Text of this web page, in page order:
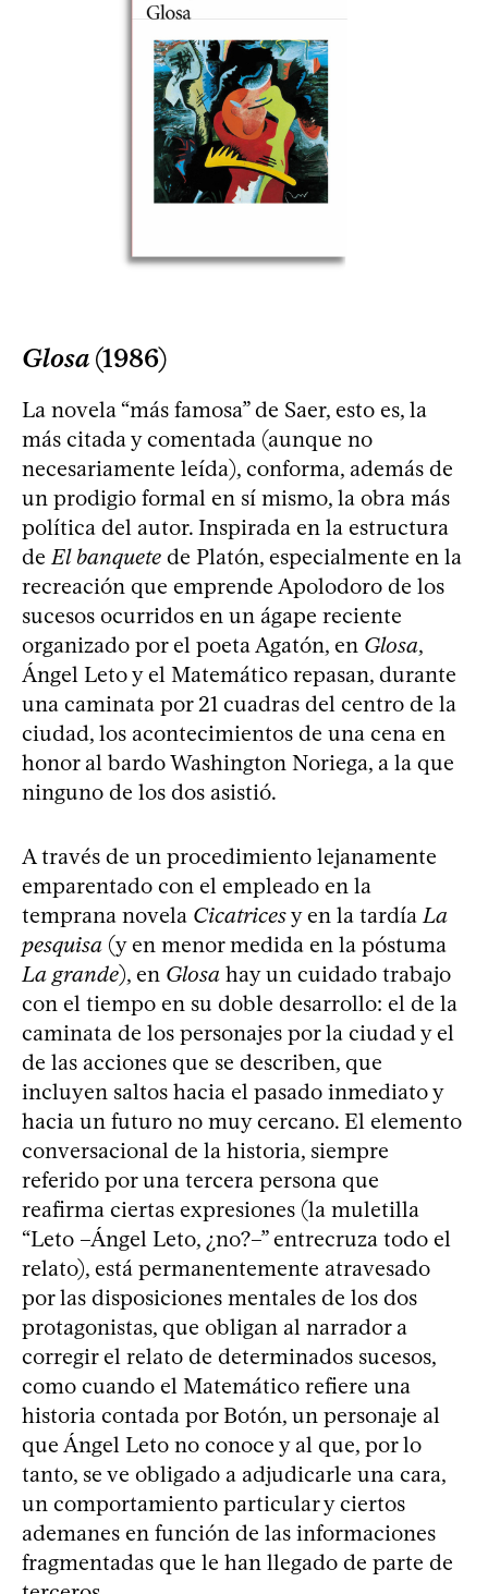
Glosa (1986)
La novela “más famosa” de Saer, esto es, la
más citada y comentada (aunque no
necesariamente leída), conforma, además de
un prodigio formal en sí mismo, la obra más
política del autor. Inspirada en la estructura
deEl banquete de Platón, especialmente en la
recreación que emprende Apolodoro de los
sucesos ocurridos en un ágape reciente
organizado por el poeta Agatón, en Glosa,
Ángel Leto y el Matemático repasan, durante
una caminata por 21 cuadras del centro de la
ciudad, los acontecimientos de una cena en
honor al bardo Washington Noriega, a la que
ninguno de los dos asistió.
A través de un procedimiento lejanamente
emparentado con el empleado en la
temprana novela Cicatricesy en la tardíaLa
pesquisa (y en menor medida en la póstuma
La grande), en Glosa hay un cuidado trabajo
con el tiempo en su doble desarrollo: el de la
caminata de los personajes por la ciudad y el
de las acciones que se describen, que
incluyen saltos hacia el pasado inmediato y
hacia un futuro no muy cercano. El elemento
conversacional de la historia, siempre
referido por una tercera persona que
reafirma ciertas expresiones (la muletilla
“Leto –Ángel Leto, ¿no?–” entrecruza todo el
relato), está permanentemente atravesado
por las disposiciones mentales de los dos
protagonistas, que obligan al narrador a
corregir el relato de determinados sucesos,
como cuando el Matemático refiere una
historia contada por Botón, un personaje al
que Ángel Leto no conoce y al que, por lo
tanto, se ve obligado a adjudicarle una cara,
un comportamiento particular y ciertos
ademanes en función de las informaciones
fragmentadas que le han llegado de parte de